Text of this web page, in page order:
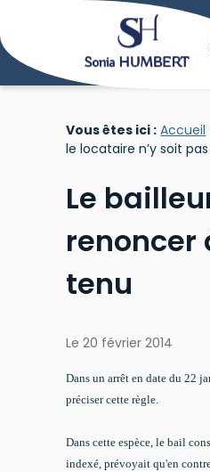
Vous êtes ici : Accueil
le locataire n’y soit
Le
renoncer
tenu
Le20 février 2014
Dans un arrêt en date du 22
préciser cette règle.
Dans cette espèce,le bail
indexé, prévoyait qu'en
Panneau de gestion des cookies